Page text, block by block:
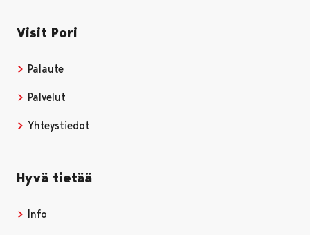
Visit Pori
Palaute
Palvelut
Yhteystiedot
Hyvä tietää
Info